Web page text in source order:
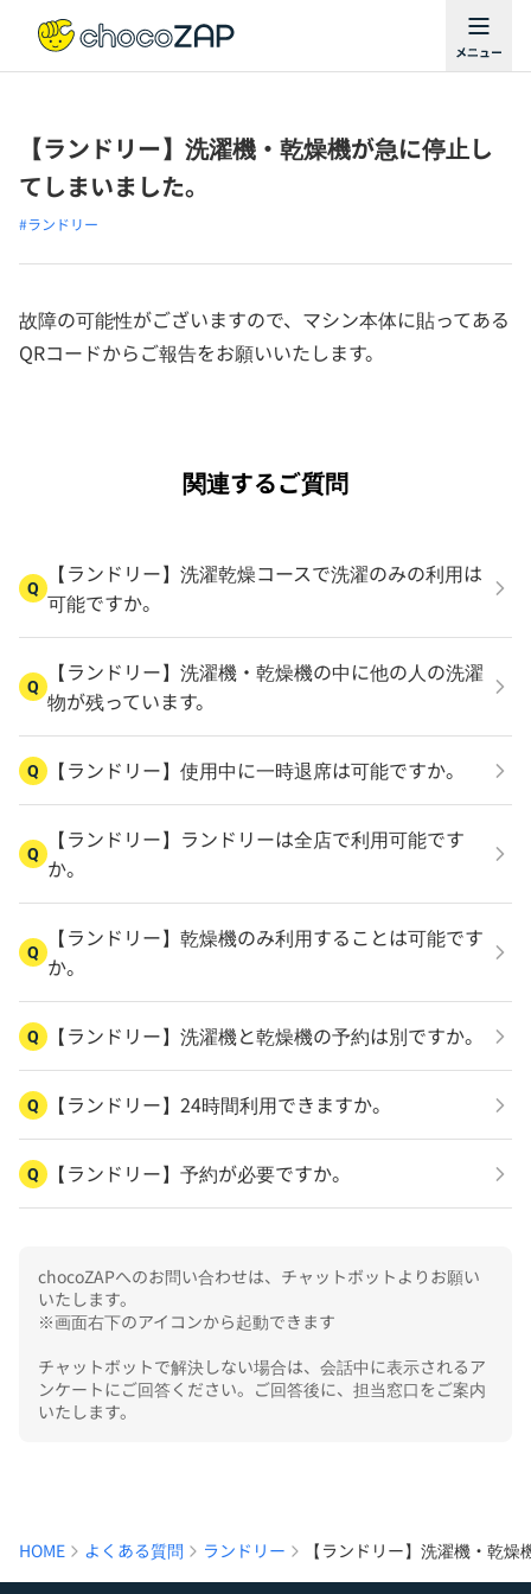
【ランドリー】洗濯機・乾燥機が急に停止し
てしまいました。
#ランドリー
故障の可能性がございますので、マシン本体に貼ってある
QRコードからご報告をお願いいたします。
関連するご質問
Q
【ランドリー】洗濯乾燥コースで洗濯のみの利用は
可能ですか。
Q
【ランドリー】洗濯機・乾燥機の中に他の人の洗濯
物が残っています。
Q 【ランドリー】使用中に一時退席は可能ですか。
Q
【ランドリー】ランドリーは全店で利用可能です
か。
Q
【ランドリー】乾燥機のみ利用することは可能です
か。
Q 【ランドリー】洗濯機と乾燥機の予約は別ですか。
Q 【ランドリー】24時間利用できますか。
Q 【ランドリー】予約が必要ですか。
chocoZAPへのお問い合わせは、チャットボットよりお願い
いたします。
※画面右下のアイコンから起動できます
チャットボットで解決しない場合は、会話中に表示されるア
ンケートにご回答ください。ご回答後に、担当窓口をご案内
いたします。
HOME よくある質問 ランドリー 【ランドリー】洗濯機・乾